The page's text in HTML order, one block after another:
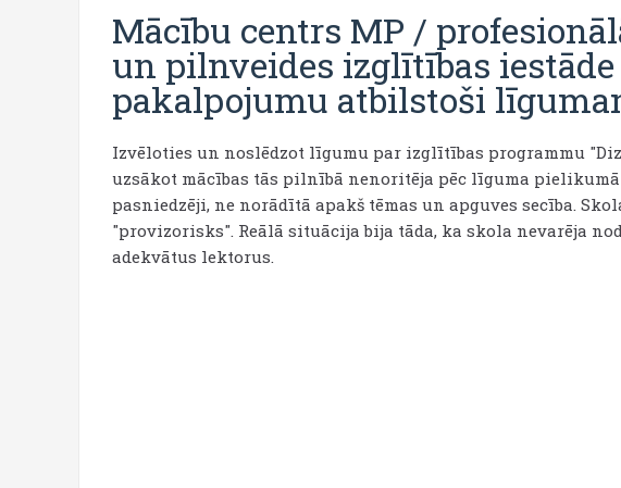
Mācību centrs MP /
un pilnveides izglītības iestāde
pakalpojumu atbilstoši
Izvēloties un noslēdzot līgumu par izglītības programmu
uzsākot mācības tās pilnībā nenoritēja pēc līguma
pasniedzēji, ne norādītā apakš tēmas un apguves secība.
"provizorisks". Reālā situācija bija tāda, ka skola nevarēja
adekvātus lektorus.